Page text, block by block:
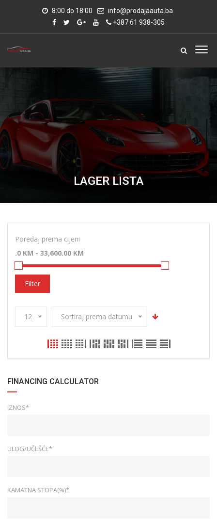
8:00 do 18:00
info@prodajaauta.ba
+387 61 938-305
LAGER LISTA
Poredaj prema cijeni
Filter
12 Sortiraj prema datumu
FINANCING CALCULATOR
IZNOS*
ULOG/UČEŠĆE*
KAMATNA STOPA(%)*